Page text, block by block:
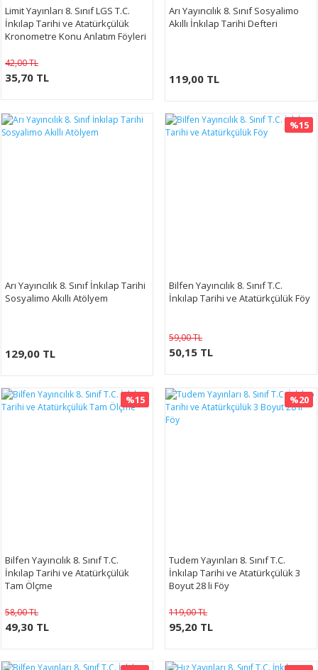
Limit Yayınları 8. Sınıf LGS T.C.
İnkılap Tarihi ve Atatürkçülük
Kronometre Konu Anlatım Föyleri
42,00 TL
35,70 TL
Arı Yayıncılık 8. Sınıf Sosyalimo
Akıllı İnkılap Tarihi Defteri
119,00 TL
Arı Yayıncılık 8. Sınıf İnkılap Tarihi
Sosyalimo Akıllı Atölyem
129,00 TL
%15
Bilfen Yayıncılık 8. Sınıf T.C.
İnkılap Tarihi ve Atatürkçülük Föy
59,00 TL
50,15 TL
%15
Bilfen Yayıncılık 8. Sınıf T.C.
İnkılap Tarihi ve Atatürkçülük
Tam Ölçme
58,00 TL
49,30 TL
%20
Tudem Yayınları 8. Sınıf T.C.
İnkılap Tarihi ve Atatürkçülük 3
Boyut 28 li Föy
119,00 TL
95,20 TL